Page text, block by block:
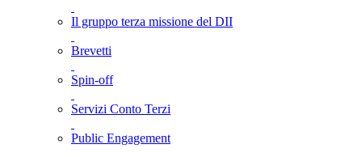
Il gruppo terza missione del DII
Brevetti
Spin-off
Servizi Conto Terzi
Public Engagement